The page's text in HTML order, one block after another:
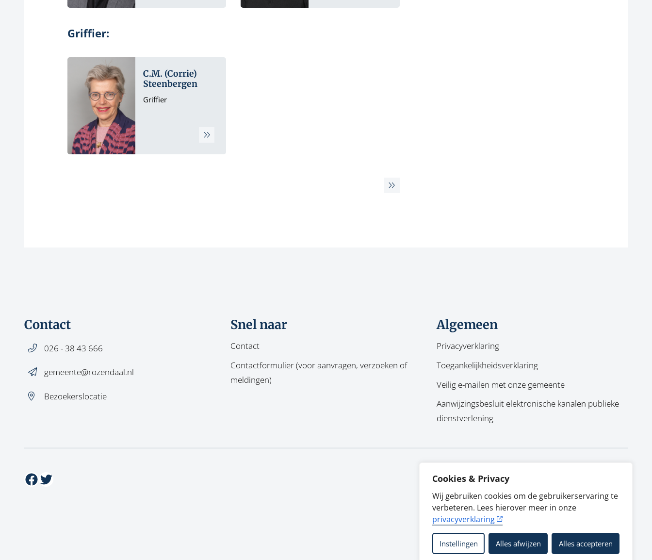
Cookies & Privacy
Wij gebruiken cookies om de gebruikerservaring te
verbeteren. Lees hierover meer in onze
privacyverklaring
Instellingen Alles afwijzen Alles accepteren
Griffier:
C.M. (Corrie)
Steenbergen
Griffier
Contact
026 - 38 43 666
gemeente@rozendaal.nl
Bezoekerslocatie
Snel naar
Contact
Contactformulier (voor aanvragen, verzoeken of
meldingen)
Algemeen
Privacyverklaring
Toegankelijkheidsverklaring
Veilig e-mailen met onze gemeente
Aanwijzingsbesluit elektronische kanalen publieke
dienstverlening
Facebook
Twitter